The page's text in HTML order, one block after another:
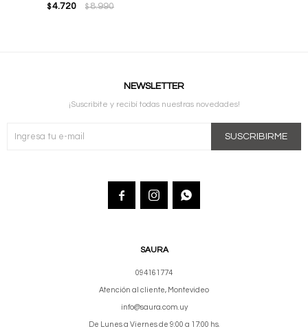
$ 4.720 $8.990
SAURA
094161774
Atención al cliente, Montevideo
info@saura.com.uy
De Lunes a Viernes de 9:00 a 17:00 hs.
NEWSLETTER
¡Suscribite y recibí todas nuestras novedades!
SUSCRIBIRME
  